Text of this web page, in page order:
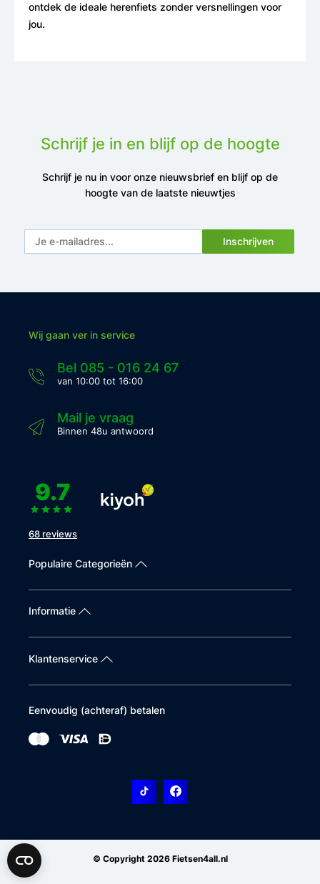
ontdek de ideale herenfiets zonder versnellingen voor
jou.
Schrijf je in en blijf op de hoogte
Schrijf je nu in voor onze nieuwsbrief en blijf op de
hoogte van de laatste nieuwtjes
Inschrijven
Wij gaan ver in service
Bel 085 - 016 24 67
van 10:00 tot 16:00
Mail je vraag
Binnen 48u antwoord
9.7
68 reviews
Populaire Categorieën
Informatie
Klantenservice
Eenvoudig (achteraf) betalen
© Copyright 2026 Fietsen4all.nl